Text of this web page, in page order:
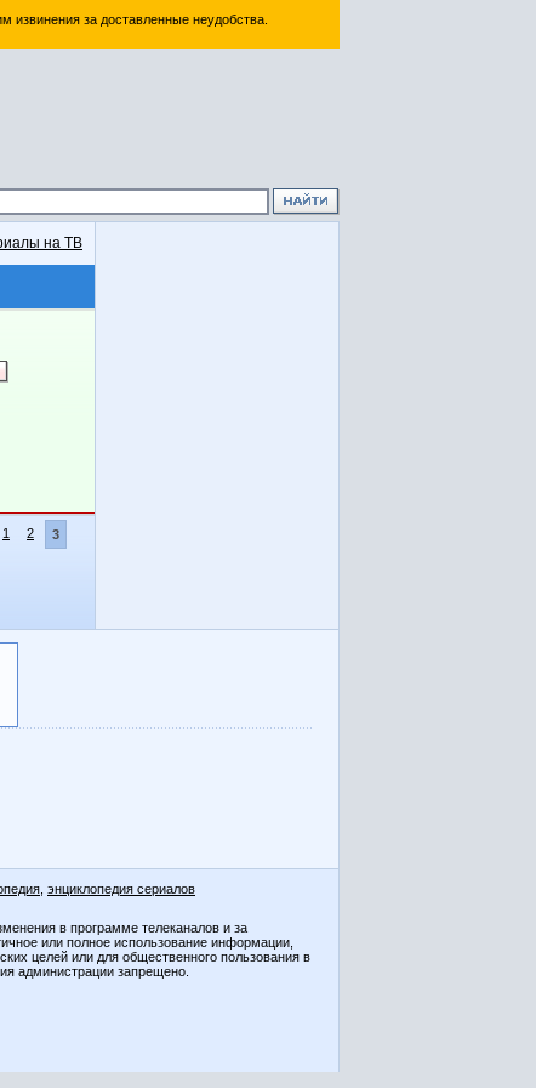
за доставленные неудобства.
на ТВ
1 2 3
энциклопедия сериалов
в программе телеканалов и за
или полное использование информации,
целей или для общественного пользования в
администрации запрещено.